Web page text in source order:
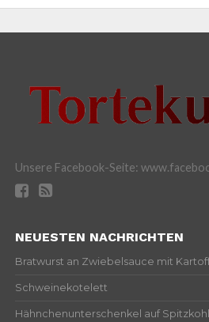
Unsere Facebook-Seite:
NEUESTEN NACHRICHTEN
Bratwurst an Zwiebelsauce mit
Schweinekotelett
Hähnchenunterschenkel auf Spitzkohl